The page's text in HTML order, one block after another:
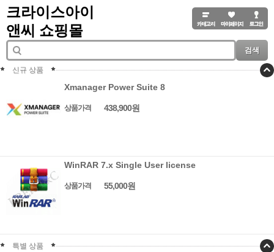
크라이스아이
앤씨 쇼핑몰
검색
신규 상품
Xmanager Power Suite 8
상품가격 438,900원
WinRAR 7.x Single User license
상품가격 55,000원
특별 상품